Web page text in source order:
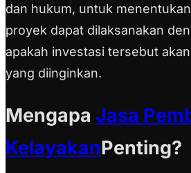
dan hukum, untuk
proyek dapat dilaksanakan
apakah investasi tersebut
yang diinginkan.
Mengapa Jasa
KelayakanPenting?